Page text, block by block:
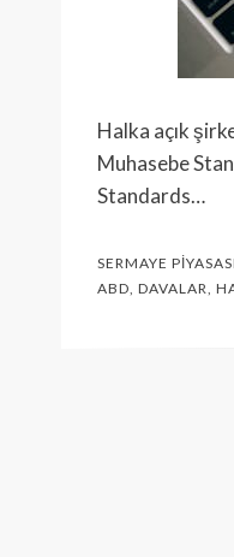
Halka açık
Muhasebe
Standards…
SERMAYE
ABD, DAVALAR,